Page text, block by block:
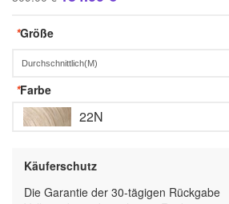
*Größe
*Farbe
22N
Käuferschutz
Die Garantie der 30-tägigen Rückgabe